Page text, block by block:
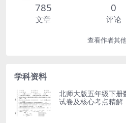
785
文章
0
评论
查看作者其
学科资料
北师大版五年级下册
试卷及核心考点精解